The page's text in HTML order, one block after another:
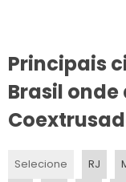
Principais
Brasil onde
Selecione RJ